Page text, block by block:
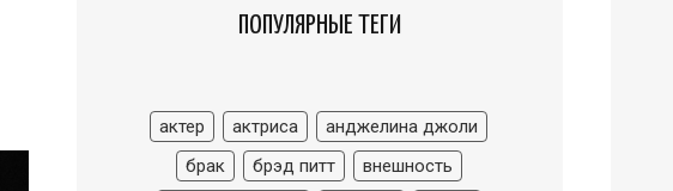
ПОПУЛЯРНЫЕ ТЕГИ
актер актриса
анджелина джоли
брак
брэд питт
внешность